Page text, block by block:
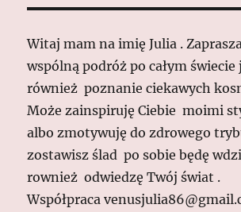
Witaj mam na imię Julia .
wspólną podróż po całym świecie
również poznanie ciekawych
Może zainspiruję Ciebie moimi
albo zmotywuję do zdrowego
zostawisz ślad po sobie będę
rownież odwiedzę Twój świat .
Współpraca